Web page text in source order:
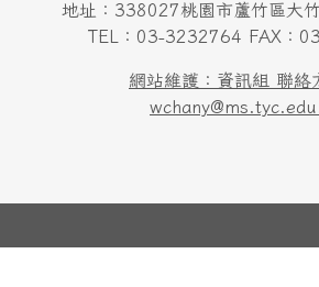
地址：338027桃園市蘆竹區大
TEL：03-3232764 FAX：
網站維護：資訊組 聯絡